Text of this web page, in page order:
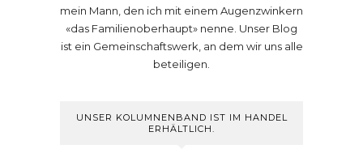
mein Mann, den ich mit einem Augenzwinkern
«das Familienoberhaupt» nenne. Unser Blog
ist ein Gemeinschaftswerk, an dem wir uns alle
beteiligen.
UNSER KOLUMNENBAND IST IM HANDEL
ERHÄLTLICH.